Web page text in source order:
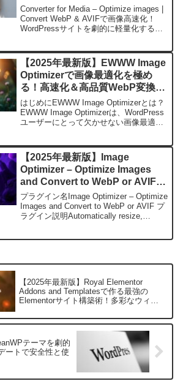
WordPressサイトを劇的に軽量
化する方法とは？
Converter for Media – Optimize images |
Convert WebP & AVIFで画像高速化！
WordPressサイトを劇的に軽量化する方
【2025年最新版】EWWW Image
Optimizerで画像最適化を極め
る！高速化＆高品質WebP変換の
全機能解説
はじめにEWWW Image Optimizerとは？
EWWW Image Optimizerは、WordPress
ユーザーにとって欠かせない画像最適化
き、訪問者の離脱率...
【2025年最新版】Image
Optimizer – Optimize Images
and Convert to WebP or AVIFで
高速＆軽量化！WordPress画像
最適化の決定版
プラグイン名Image Optimizer – Optimize
Images and Convert to WebP or AVIF プ
ラグイン説明Automatically resize,
【2025年最新版】Royal Elementor
Addons and Templatesで作る最強の
Elementorサイト構築術！多彩なウィジ
テーマを劇的
ートで安全性と使